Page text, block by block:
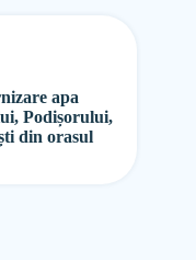
apa
Podișorului,
din orasul